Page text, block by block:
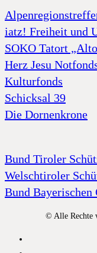
iatz! Freiheit und
SOKO Tatort
Herz Jesu
Kulturfonds
Schicksal 39
Die Dornenkrone
Bund Tiroler
Welschtiroler
Bund Bayerischen
© Alle Rechte